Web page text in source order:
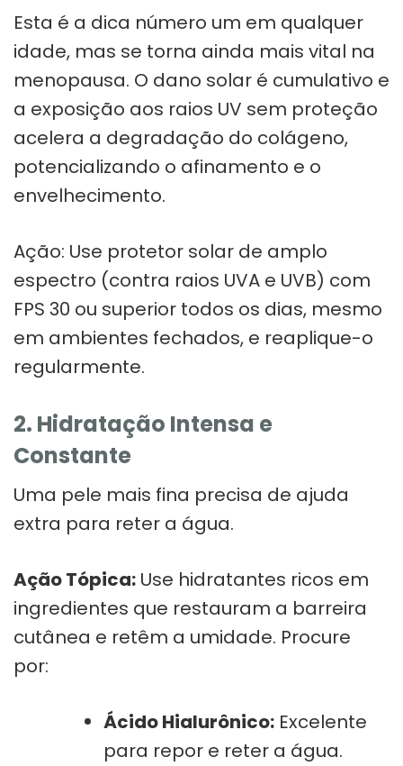
Esta é a dica número um em qualquer
idade, mas se torna ainda mais vital na
menopausa. O dano solar é cumulativo e
a exposição aos raios UV sem proteção
acelera a degradação do colágeno,
potencializando o afinamento e o
envelhecimento.
Ação: Use protetor solar de amplo
espectro (contra raios UVA e UVB) com
FPS 30 ou superior todos os dias, mesmo
em ambientes fechados, e reaplique-o
regularmente.
2. Hidratação Intensa e
Constante
Uma pele mais fina precisa de ajuda
extra para reter a água.
Ação Tópica: Use hidratantes ricos em
ingredientes que restauram a barreira
cutânea e retêm a umidade. Procure
por:
Ácido Hialurônico: Excelente
para repor e reter a água.